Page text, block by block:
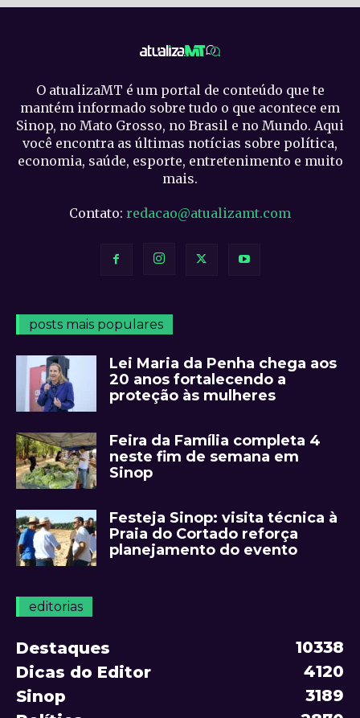
O atualizaMT é um portal de conteúdo que te
mantém informado sobre tudo o que acontece em
Sinop, no Mato Grosso, no Brasil e no Mundo. Aqui
você encontra as últimas notícias sobre política,
economia, saúde, esporte, entretenimento e muito
mais.
Contato: redacao@atualizamt.com
posts mais populares
Lei Maria da Penha chega aos
20 anos fortalecendo a
proteção às mulheres
Feira da Família completa 4
neste fim de semana em
Sinop
Festeja Sinop: visita técnica à
Praia do Cortado reforça
planejamento do evento
editorias
Destaques
10338
Dicas do Editor
4120
Sinop
3189